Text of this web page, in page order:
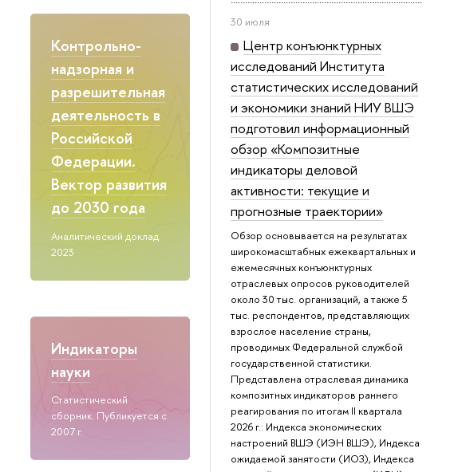
Контрольно-
надзорная и
разрешительная
деятельность в
Российской
Федерации.
Вектор развития
до 2030 года
Аналитический доклад.
2023
Индикаторы
науки
Статистический
сборник. Публикуется с
2007 г.
30 июля
Центр конъюнктурных
исследований Института
статистических исследований
и экономики знаний НИУ ВШЭ
подготовил информационный
обзор «Композитные
индикаторы деловой
активности: текущие и
прогнозные траектории»
Обзор основывается на результатах
широкомасштабных ежеквартальных и
ежемесячных конъюнктурных
отраслевых опросов руководителей
около 30 тыс. организаций, а также 5
тыс. респондентов, представляющих
взрослое население страны,
проводимых Федеральной службой
государственной статистики.
Представлена отраслевая динамика
композитных индикаторов раннего
реагирования по итогам II квартала
2026 г.: Индекса экономических
настроений ВШЭ (ИЭН ВШЭ), Индекса
ожидаемой занятости (ИОЗ), Индекса